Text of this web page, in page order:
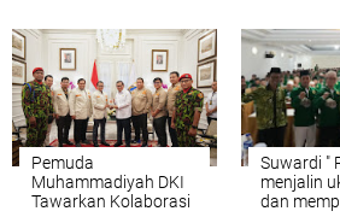
empati
Pemuda
Muhammadiyah DKI
Tawarkan Kolaborasi
Suwardi "
menjalin
dan